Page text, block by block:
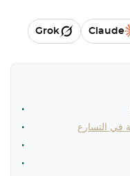
Claude
Grok
في التسارع